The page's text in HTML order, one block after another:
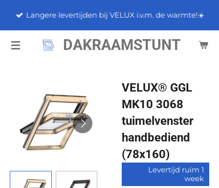
de
DAKRAAMSTUNT
Langere levertijden bij VELUX i.v.m. de warmte!☀️
VELUX® GGL
MK10 3068
tuimelvenster
handbediend
(78x160)
Levertijd ruim 1
week